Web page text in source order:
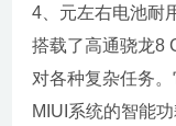
4、元左右电池耐
搭载了高通骁龙8
对各种复杂任务
MIUI系统的智能